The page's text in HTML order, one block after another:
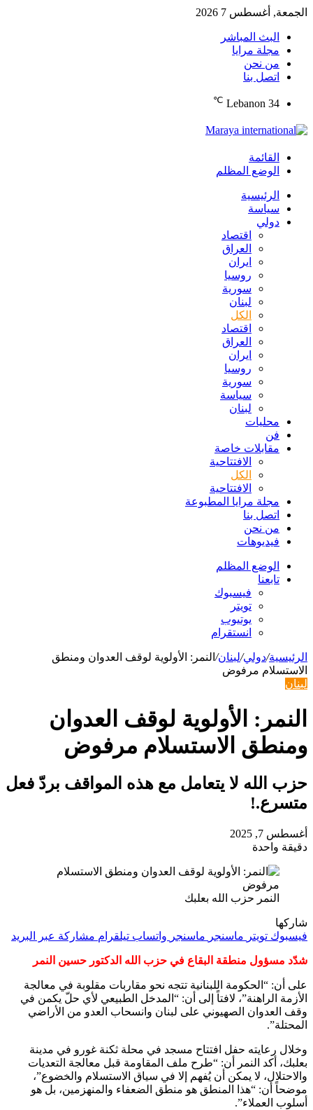
الجمعة, أغسطس 7 2026
البث المباشر
مجلة مرايا
من نحن
اتصل بنا
Lebanon 34
℃
القائمة
الوضع المظلم
الرئيسية
سياسة
دولي
اقتصاد
العراق
ايران
روسيا
سورية
لبنان
الكل
اقتصاد
العراق
ايران
روسيا
سورية
سياسة
لبنان
محليات
فن
مقابلات خاصة
الافتتاحیة
الكل
الافتتاحیة
مجلة مرايا المطبوعة
اتصل بنا
من نحن
فيديوهات
الوضع المظلم
تابعنا
فيسبوك
تويتر
يوتيوب
انستقرام
الرئيسية/دولي/لبنان/ النمر: الأولوية لوقف العدوان ومنطق
الاستسلام مرفوض
لبنان
النمر: الأولوية لوقف العدوان
ومنطق الاستسلام مرفوض
حزب الله لا يتعامل مع هذه المواقف بردّ فعل
متسرع.!
أغسطس 7, 2025
دقيقة واحدة
النمر حزب الله بعلبك
شاركها
فيسبوك تويتر ماسنجر ماسنجر واتساب تيلقرام مشاركة عبر البريد
شدّد مسؤول منطقة البقاع في حزب الله الدكتور حسين النمر
‏على أن: “الحكومة اللبنانية تتجه نحو مقاربات مقلوبة في معالجة
الأزمة الراهنة”، لافتاً إلى أن: “المدخل الطبيعي لأي حلّ يكمن في
وقف العدوان الصهيوني على لبنان وانسحاب العدو من الأراضي
المحتلة”.
‏وخلال رعايته حفل افتتاح مسجد في محلة ثكنة غورو في مدينة
بعلبك، أكد النمر أن: “طرح ملف المقاومة قبل معالجة التعديات
والاحتلال، لا يمكن أن يُفهم إلا في سياق الاستسلام والخضوع”،
موضحاً أن: “هذا المنطق هو منطق الضعفاء والمنهزمين، بل هو
أسلوب العملاء”.